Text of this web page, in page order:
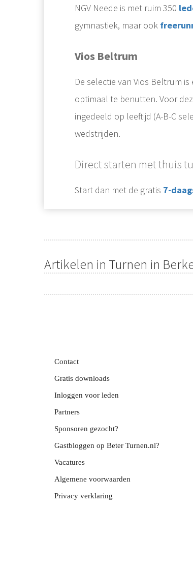
NGV Neede is met ruim 350
gymnastiek, maar ook
Vios Beltrum
De selectie van Vios Beltrum
optimaal te benutten. Voor
ingedeeld op leeftijd (A-B-C
wedstrijden.
Direct starten met thuis
Start dan met de gratis 7-
Artikelen in Turnen in
Contact
Gratis downloads
Inloggen voor leden
Partners
Sponsoren gezocht?
Gastbloggen op Beter Turnen.nl?
Vacatures
Algemene voorwaarden
Privacy verklaring